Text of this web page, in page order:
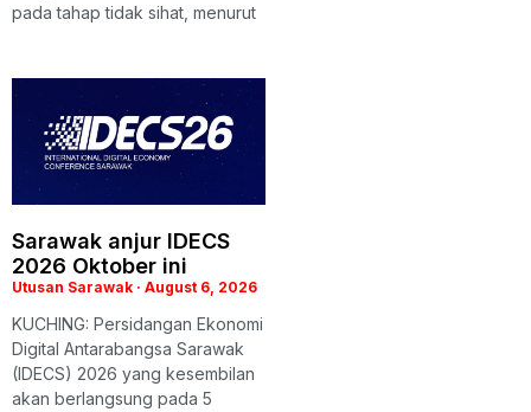
pada tahap tidak sihat, menurut
Sarawak anjur IDECS
2026 Oktober ini
Utusan Sarawak August 6, 2026
KUCHING: Persidangan Ekonomi
Digital Antarabangsa Sarawak
(IDECS) 2026 yang kesembilan
akan berlangsung pada 5